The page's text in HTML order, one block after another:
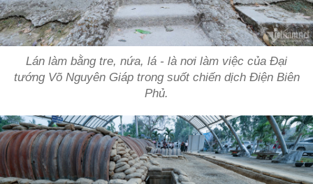
Lán làm bằng tre, nứa, lá - là nơi làm việc của Đại
tướng Võ Nguyên Giáp trong suốt chiến dịch Điện Biên
Phủ.